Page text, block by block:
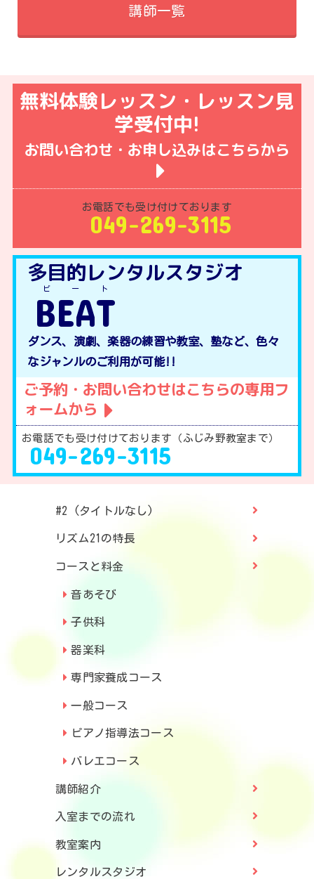
講師一覧
無料体験レッスン・レッスン見
学受付中!
お問い合わせ・お申し込みはこちらから
お電話でも受け付けております
049-269-3115
多目的レンタルスタジオ
BEAT
ビート
ダンス、演劇、楽器の練習や教室、塾など、色々
なジャンルのご利用が可能!!
ご予約・お問い合わせはこちらの専用フ
ォームから
お電話でも受け付けております（ふじみ野教室まで）
049-269-3115
#2 (タイトルなし)
リズム21の特長
コースと料金
音あそび
子供科
器楽科
専門家養成コース
一般コース
ピアノ指導法コース
バレエコース
講師紹介
入室までの流れ
教室案内
レンタルスタジオ